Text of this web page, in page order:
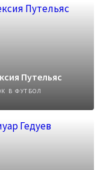
Путельяс
В ФУТБОЛ